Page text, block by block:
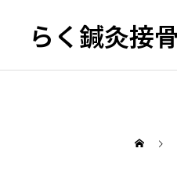
らく鍼灸接